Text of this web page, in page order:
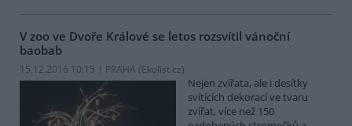
V zoo ve Dvoře Králové se letos rozsvítil vánoční
baobab
15.12.2016 10:15 | PRAHA (Ekolist.cz)
Nejen zvířata, ale i desítky
svítících dekorací ve tvaru
zvířat, více než 150